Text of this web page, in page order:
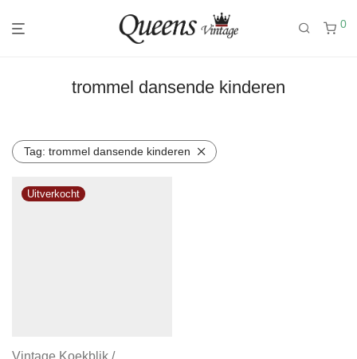
0
trommel dansende kinderen
Tag: trommel dansende kinderen
Vintage Koekblik /